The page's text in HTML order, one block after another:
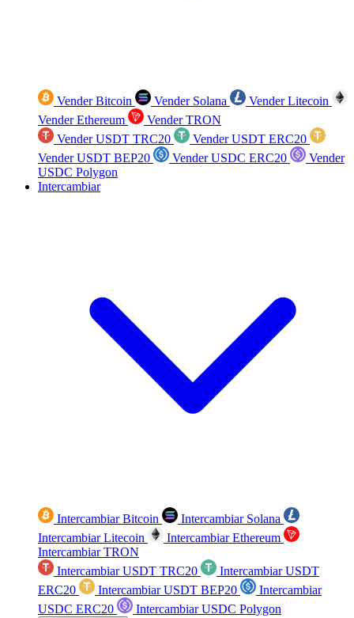
Vender Bitcoin Vender Solana
Vender Litecoin
Vender Ethereum
Vender TRON
Vender USDT TRC20
Vender USDT ERC20
Vender USDT BEP20
Vender USDC ERC20
Vender
USDC Polygon
Intercambiar
Intercambiar Bitcoin
Intercambiar Solana
Intercambiar Litecoin
Intercambiar Ethereum
Intercambiar TRON
Intercambiar USDT TRC20
Intercambiar USDT
ERC20
Intercambiar USDT BEP20
Intercambiar
USDC ERC20
Intercambiar USDC Polygon